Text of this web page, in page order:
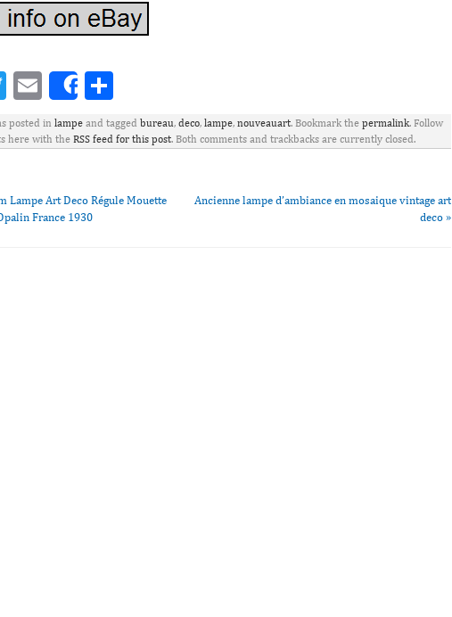
Twitter
EmailShare
posted in lampe and tagged bureau, deco, lampe, nouveauart. Bookmark the permalink. Follow
here with the RSS feed for this post. Both comments and trackbacks are currently closed.
Lampe Art Deco Régule Mouette
France 1930
Ancienne lampe d’ambiance en mosaique vintage art
deco »